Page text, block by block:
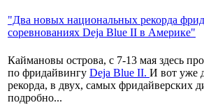
"Два новых национальных рекорда
соревнованиях Deja Blue II в Америке"
Каймановы острова, с 7-13 мая здесь
по фридайвингу Deja Blue II. И вот уже
рекорда, в двух, самых фридайверских
подробно...